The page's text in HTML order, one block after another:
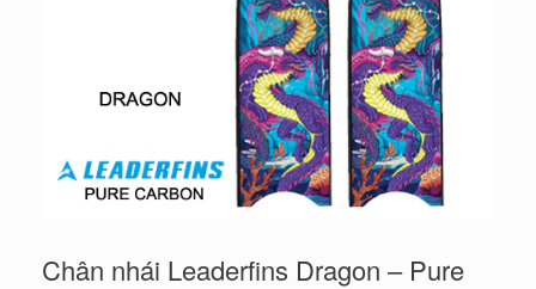
Chân nhái Leaderfins Dragon – Pure